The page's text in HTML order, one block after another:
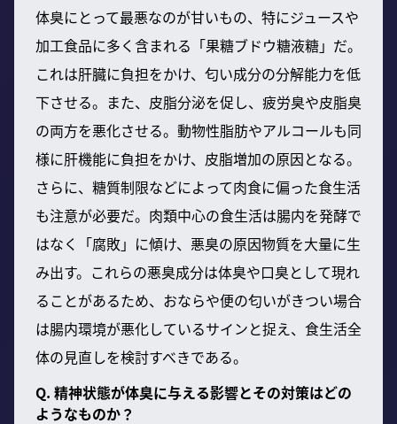
体臭にとって最悪なのが甘いもの、特にジュースや
加工食品に多く含まれる「果糖ブドウ糖液糖」だ。
これは肝臓に負担をかけ、匂い成分の分解能力を低
下させる。また、皮脂分泌を促し、疲労臭や皮脂臭
の両方を悪化させる。動物性脂肪やアルコールも同
様に肝機能に負担をかけ、皮脂増加の原因となる。
さらに、糖質制限などによって肉食に偏った食生活
も注意が必要だ。肉類中心の食生活は腸内を発酵で
はなく「腐敗」に傾け、悪臭の原因物質を大量に生
み出す。これらの悪臭成分は体臭や口臭として現れ
ることがあるため、おならや便の匂いがきつい場合
は腸内環境が悪化しているサインと捉え、食生活全
体の見直しを検討すべきである。
Q. 精神状態が体臭に与える影響とその対策はどの
ようなものか？